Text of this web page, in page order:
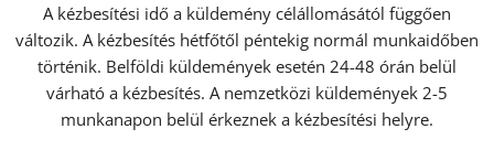
A kézbesítési idő a küldemény célállomásától függően
változik. A kézbesítés hétfőtől péntekig normál munkaidőben
történik. Belföldi küldemények esetén 24-48 órán belül
várható a kézbesítés. A nemzetközi küldemények 2-5
munkanapon belül érkeznek a kézbesítési helyre.